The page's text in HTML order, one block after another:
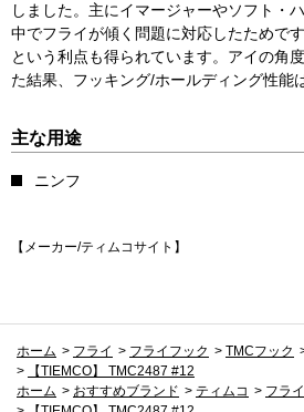
しました。主にイマージャーやソフト・
中でフライが傾く問題に対応したためで
という利点も得られています。アイの角
た結果、フッキング/ホールディング性能
主な用途
ニンフ
【メーカー/ティムコサイト】
ホーム > フライ > フライフック > TMCフック
>
【TIEMCO】 TMC2487 #12
ホーム > おすすめブランド > ティムコ > フライ